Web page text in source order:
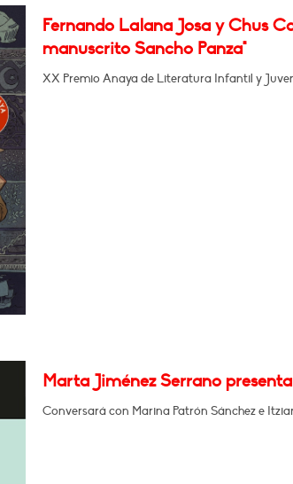
Fernando Lalana Josa y Chus
manuscrito Sancho Panza"
XX Premio Anaya de Literatura Infantil y
Marta Jiménez Serrano
Conversará con Marina Patrón Sánchez e